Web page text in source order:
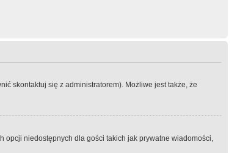
skontaktuj się z administratorem). Możliwe jest także, że
opcji niedostępnych dla gości takich jak prywatne wiadomości,